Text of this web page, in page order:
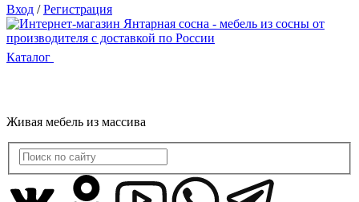
Вход / Регистрация
Каталог
Живая мебель из массива